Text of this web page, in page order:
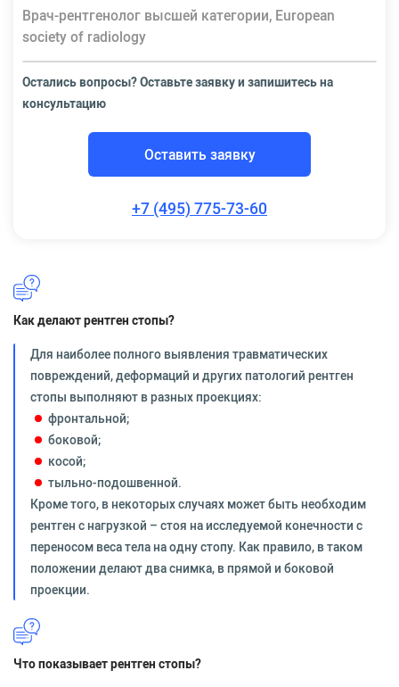
Врач-рентгенолог высшей категории, European
society of radiology
Остались вопросы? Оставьте заявку и запишитесь на
консультацию
Оставить заявку
+7 (495) 775-73-60
Как делают рентген стопы?
Для наиболее полного выявления травматических
повреждений, деформаций и других патологий рентген
стопы выполняют в разных проекциях:
фронтальной;
боковой;
косой;
тыльно-подошвенной.
Кроме того, в некоторых случаях может быть необходим
рентген с нагрузкой – стоя на исследуемой конечности с
переносом веса тела на одну стопу. Как правило, в таком
положении делают два снимка, в прямой и боковой
проекции.
Что показывает рентген стопы?